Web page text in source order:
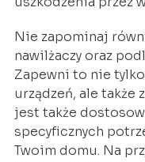
Nie zapominaj
nawilżaczy oraz
Zapewni to nie tylko
urządzeń, ale także
jest także
specyficznych
Twoim domu. Na